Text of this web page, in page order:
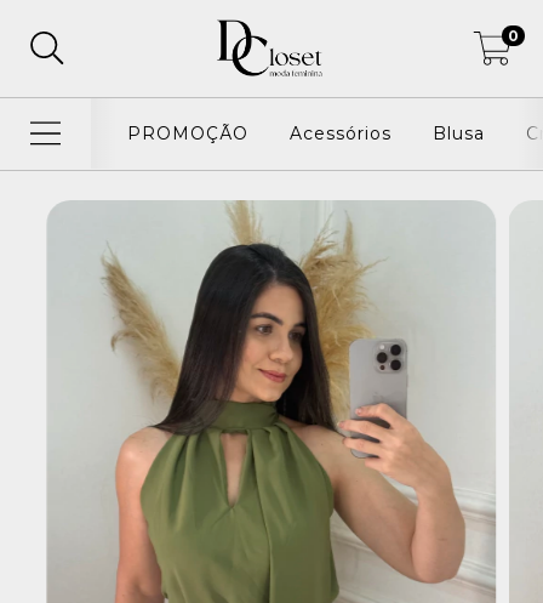
0
PROMOÇÃO Acessórios Blusa